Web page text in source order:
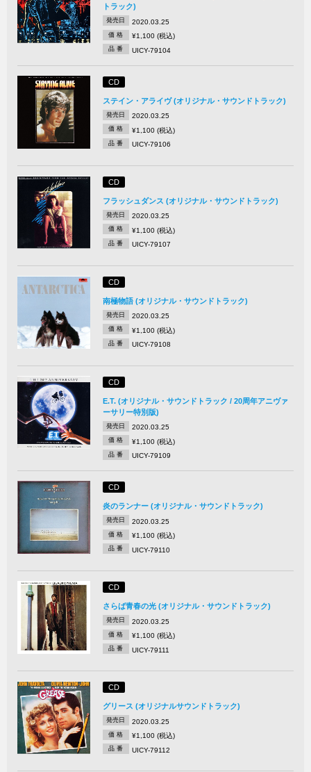
トラック)
発売日 2020.03.25
価 格 ¥1,100 (税込)
品 番 UICY-79104
CD
ステイン・アライヴ (オリジナル・サウンドトラック)
発売日 2020.03.25
価 格 ¥1,100 (税込)
品 番 UICY-79106
CD
フラッシュダンス (オリジナル・サウンドトラック)
発売日 2020.03.25
価 格 ¥1,100 (税込)
品 番 UICY-79107
CD
南極物語 (オリジナル・サウンドトラック)
発売日 2020.03.25
価 格 ¥1,100 (税込)
品 番 UICY-79108
CD
E.T. (オリジナル・サウンドトラック / 20周年アニヴァ
ーサリー特別版)
発売日 2020.03.25
価 格 ¥1,100 (税込)
品 番 UICY-79109
CD
炎のランナー (オリジナル・サウンドトラック)
発売日 2020.03.25
価 格 ¥1,100 (税込)
品 番 UICY-79110
CD
さらば青春の光 (オリジナル・サウンドトラック)
発売日 2020.03.25
価 格 ¥1,100 (税込)
品 番 UICY-79111
CD
グリース (オリジナルサウンドトラック)
発売日 2020.03.25
価 格 ¥1,100 (税込)
品 番 UICY-79112